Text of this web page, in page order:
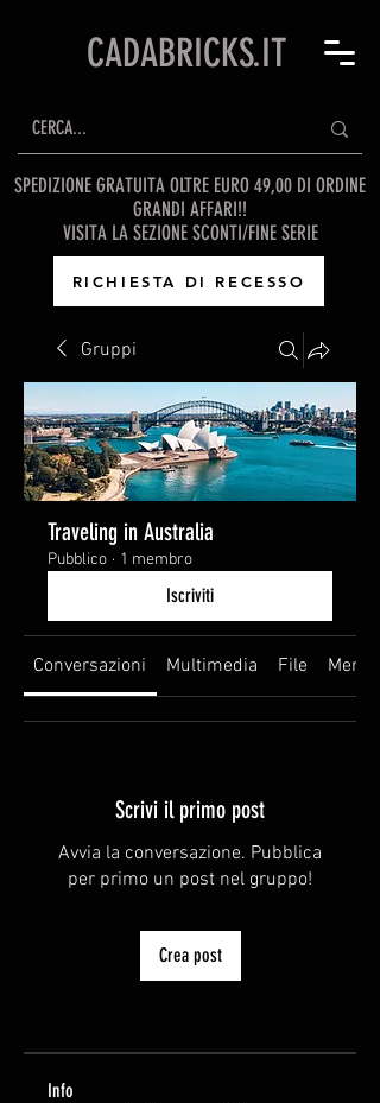
CADABRICKS.IT
SPEDIZIONE GRATUITA OLTRE EURO 49,00 DI ORDINE
GRANDI AFFARI!!
VISITA LA SEZIONE SCONTI/FINE SERIE
RICHIESTA DI RECESSO
Gruppi
Traveling in Australia
Pubblico · 1 membro
Iscriviti
Conversazioni Multimedia File Membri
Scrivi il primo post
Avvia la conversazione. Pubblica
per primo un post nel gruppo!
Crea post
Info